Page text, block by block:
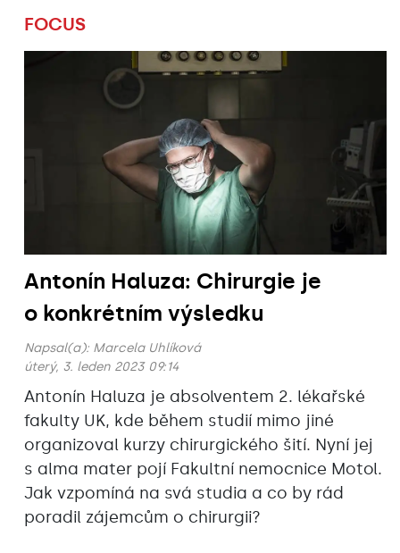
FOCUS
Antonín Haluza: Chirurgie je
o konkrétním výsledku
Napsal(a): Marcela Uhlíková
úterý, 3. leden 2023 09:14
Antonín Haluza je absolventem 2. lékařské
fakulty UK, kde během studií mimo jiné
organizoval kurzy chirurgického šití. Nyní jej
s alma mater pojí Fakultní nemocnice Motol.
Jak vzpomíná na svá studia a co by rád
poradil zájemcům o chirurgii?